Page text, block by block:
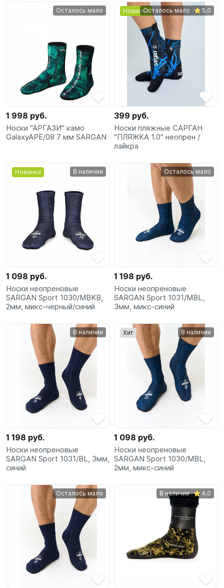
Осталось мало
1 998 руб.
Носки "АРГАЗИ" камо
GalaxyAPE/08 7 мм SARGAN
НовинкаОсталось мало 5,0
399 руб.
Носки пляжные САРГАН
"ПЛЯЖКА 1.0" неопрен /
лайкра
Новинка В наличии
1 098 руб.
Носки неопреновые
SARGAN Sport 1030/MBKB,
2мм, микс-черный/синий
Осталось мало
1 198 руб.
Носки неопреновые
SARGAN Sport 1031/MBL,
3мм, микс-синий
В наличии
1 198 руб.
Носки неопреновые
SARGAN Sport 1031/BL, 3мм,
синий
Хит В наличии
1 098 руб.
Носки неопреновые
SARGAN Sport 1030/MBL,
2мм, микс-синий
Осталось мало В наличии 4,0